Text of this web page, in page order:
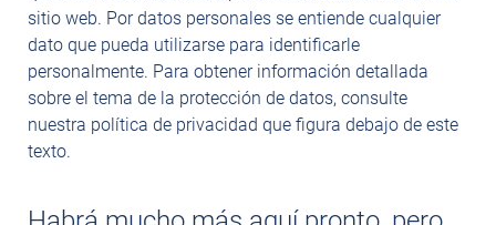
sitio web. Por datos personales se entiende cualquier
dato que pueda utilizarse para identificarle
personalmente. Para obtener información detallada
sobre el tema de la protección de datos, consulte
nuestra política de privacidad que figura debajo de este
texto.